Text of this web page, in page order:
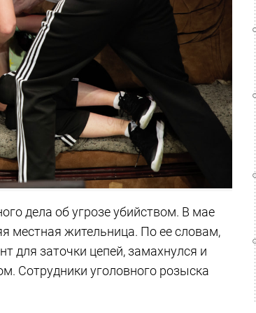
дела об угрозе убийством. В мае
местная жительница. По ее словам,
для заточки цепей, замахнулся и
Сотрудники уголовного розыска